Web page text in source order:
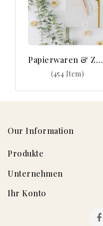
Papierwaren & Zubehör
(454 Item)
Our Information
Produkte
Unternehmen
Ihr Konto